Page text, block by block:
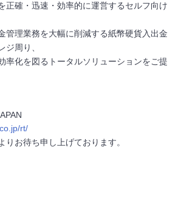
正確・迅速・効率的に運営するセルフ向け
管理業務を大幅に削減する紙幣硬貨入出金
ジ周り、
率化を図るトータルソリューションをご提
rt/
りお待ち申し上げております。